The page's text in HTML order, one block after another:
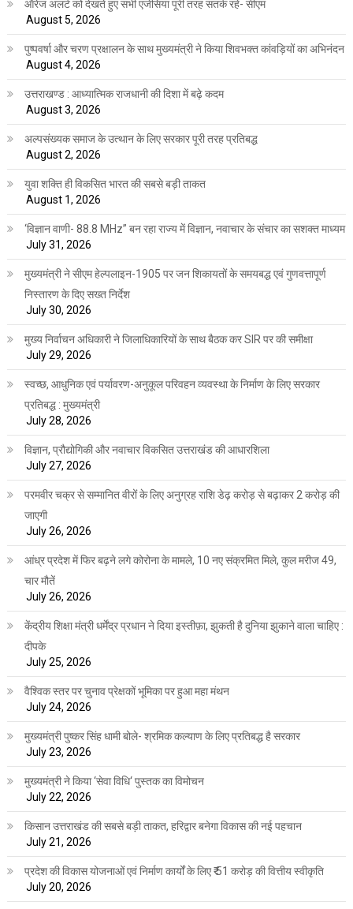
ऑरेंज अलर्ट को देखते हुए सभी एजेंसियां पूरी तरह सतर्क रहें- सीएम
August 5, 2026
पुष्पवर्षा और चरण प्रक्षालन के साथ मुख्यमंत्री ने किया शिवभक्त कांवड़ियों का अभिनंदन
August 4, 2026
उत्तराखण्ड : आध्यात्मिक राजधानी की दिशा में बढ़े कदम
August 3, 2026
अल्पसंख्यक समाज के उत्थान के लिए सरकार पूरी तरह प्रतिबद्ध
August 2, 2026
युवा शक्ति ही विकसित भारत की सबसे बड़ी ताकत
August 1, 2026
‘विज्ञान वाणी- 88.8 MHz” बन रहा राज्य में विज्ञान, नवाचार के संचार का सशक्त माध्यम
July 31, 2026
मुख्यमंत्री ने सीएम हेल्पलाइन-1905 पर जन शिकायतों के समयबद्ध एवं गुणवत्तापूर्ण
निस्तारण के दिए सख्त निर्देश
July 30, 2026
मुख्य निर्वाचन अधिकारी ने जिलाधिकारियों के साथ बैठक कर SIR पर की समीक्षा
July 29, 2026
स्वच्छ, आधुनिक एवं पर्यावरण-अनुकूल परिवहन व्यवस्था के निर्माण के लिए सरकार
प्रतिबद्ध : मुख्यमंत्री
July 28, 2026
विज्ञान, प्रौद्योगिकी और नवाचार विकसित उत्तराखंड की आधारशिला
July 27, 2026
परमवीर चक्र से सम्मानित वीरों के लिए अनुग्रह राशि डेढ़ करोड़ से बढ़ाकर 2 करोड़ की
जाएगी
July 26, 2026
आंध्र प्रदेश में फिर बढ़ने लगे कोरोना के मामले, 10 नए संक्रमित मिले, कुल मरीज 49,
चार मौतें
July 26, 2026
केंद्रीय शिक्षा मंत्री धर्मेंद्र प्रधान ने दिया इस्तीफ़ा, झुकती है दुनिया झुकाने वाला चाहिए :
दीपके
July 25, 2026
वैश्विक स्तर पर चुनाव प्रेक्षकों भूमिका पर हुआ महा मंथन
July 24, 2026
मुख्यमंत्री पुष्कर सिंह धामी बोले- श्रमिक कल्याण के लिए प्रतिबद्ध है सरकार
July 23, 2026
मुख्यमंत्री ने किया ‘सेवा विधि‘ पुस्तक का विमोचन
July 22, 2026
किसान उत्तराखंड की सबसे बड़ी ताकत, हरिद्वार बनेगा विकास की नई पहचान
July 21, 2026
प्रदेश की विकास योजनाओं एवं निर्माण कार्यों के लिए ₹ 51 करोड़ की वित्तीय स्वीकृति
July 20, 2026